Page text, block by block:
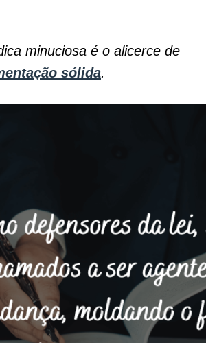
minuciosa é o alicerce de
sólida.